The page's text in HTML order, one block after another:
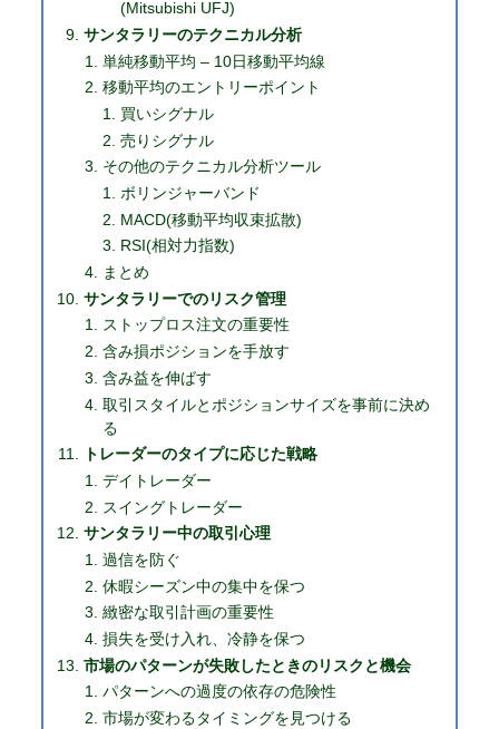
(Mitsubishi UFJ)
サンタラリーのテクニカル分析
単純移動平均 – 10日移動平均線
移動平均のエントリーポイント
買いシグナル
売りシグナル
その他のテクニカル分析ツール
ボリンジャーバンド
MACD(移動平均収束拡散)
RSI(相対力指数)
まとめ
サンタラリーでのリスク管理
ストップロス注文の重要性
含み損ポジションを手放す
含み益を伸ばす
取引スタイルとポジションサイズを事前に決め
る
トレーダーのタイプに応じた戦略
デイトレーダー
スイングトレーダー
サンタラリー中の取引心理
過信を防ぐ
休暇シーズン中の集中を保つ
緻密な取引計画の重要性
損失を受け入れ、冷静を保つ
市場のパターンが失敗したときのリスクと機会
パターンへの過度の依存の危険性
市場が変わるタイミングを見つける